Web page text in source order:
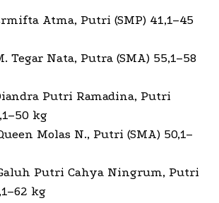
Atma, Putri (SMP) 41,1–45
Tegar Nata, Putra (SMA) 55,1–58
Putri Ramadina, Putri
kg
Molas N., Putri (SMA) 50,1–
Putri Cahya Ningrum, Putri
kg